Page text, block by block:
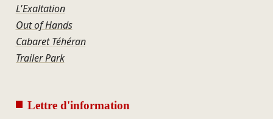
L'Exaltation
Out of Hands
Cabaret Téhéran
Trailer Park
Lettre d'information